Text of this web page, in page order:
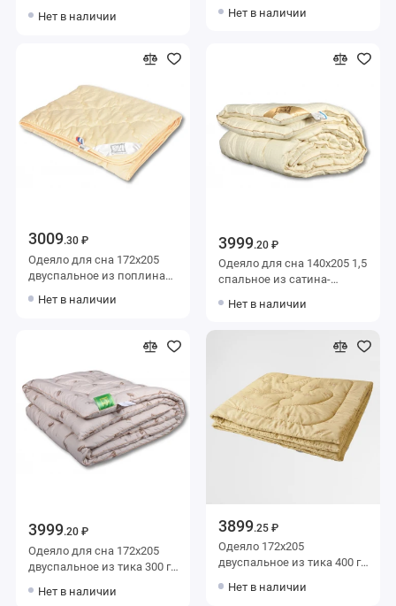
силиконизированное
Нет в наличии
шерсть овечья,
Нет в наличии
3009.30 ₽
Одеяло для сна 172х205
двуспальное из поплина
силиконизированное
Нет в наличии
3999.20 ₽
Одеяло для сна 140х205 1,5
спальное из сатина-
овечья,
силиконизированное
Нет в наличии
3999.20 ₽
Одеяло для сна 172х205
двуспальное из тика 300 г/
силиконизированное
Нет в наличии
3899.25 ₽
Одеяло 172х205
двуспальное из тика 400 г/
Нет в наличии